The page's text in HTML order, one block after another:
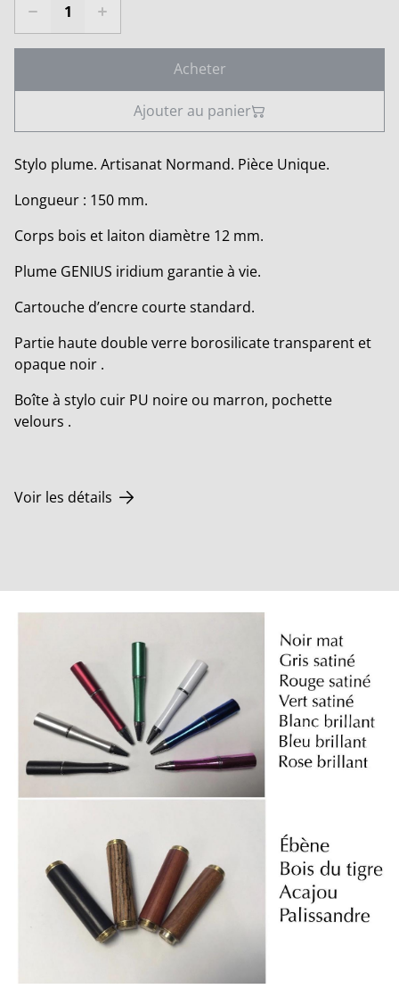
Acheter
Ajouter au panier
Stylo plume. Artisanat Normand. Pièce Unique.
Longueur : 150 mm.
Corps bois et laiton diamètre 12 mm.
Plume GENIUS iridium garantie à vie.
Cartouche d’encre courte standard.
Partie haute double verre borosilicate transparent et
opaque noir .
Boîte à stylo cuir PU noire ou marron, pochette
velours .
Voir les détails